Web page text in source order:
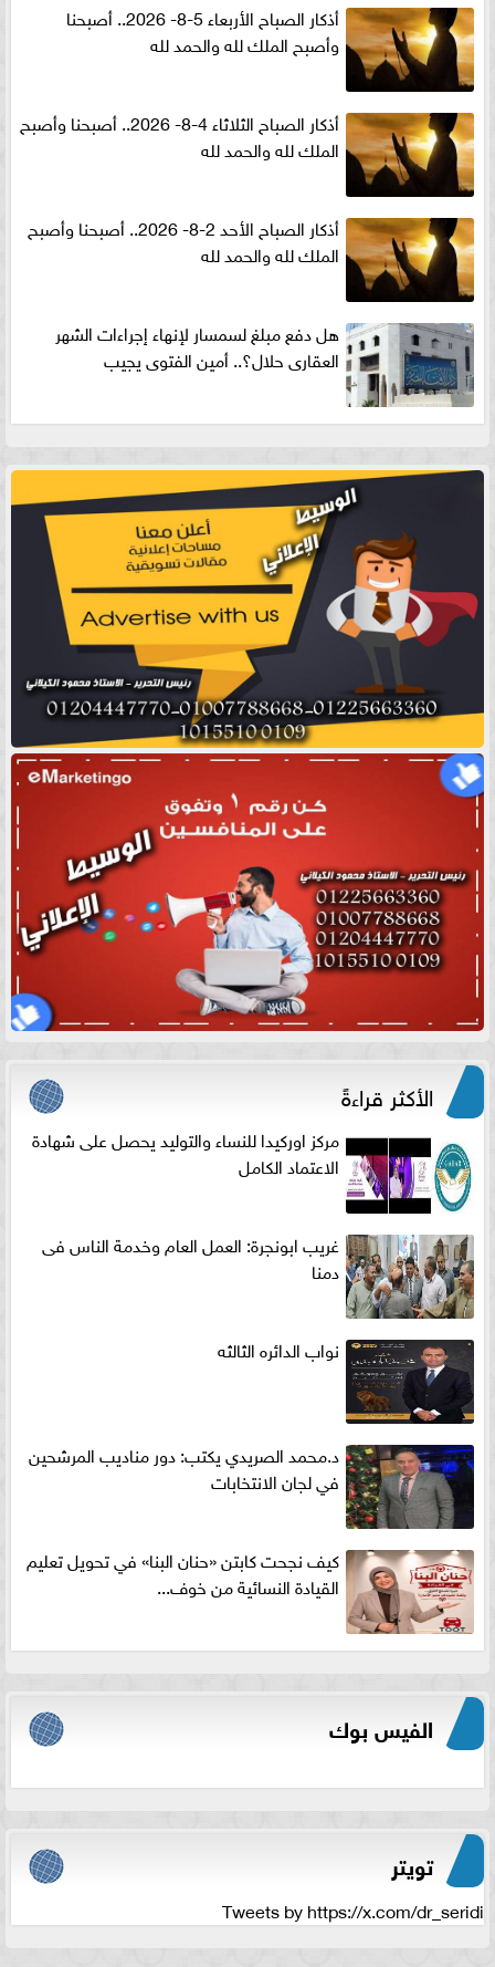
أذكار الصباح الأربعاء 5-8- 2026.. أصبحنا
وأصبح الملك لله والحمد لله
أذكار الصباح الثلاثاء 4-8- 2026.. أصبحنا وأصبح
الملك لله والحمد لله
أذكار الصباح الأحد 2-8- 2026.. أصبحنا وأصبح
الملك لله والحمد لله
هل دفع مبلغ لسمسار لإنهاء إجراءات الشهر
العقارى حلال؟.. أمين الفتوى يجيب
الأكثر قراءةً
مركز اوركيدا للنساء والتوليد يحصل على شهادة
الاعتماد الكامل
غريب ابونجرة: العمل العام وخدمة الناس فى
دمنا
نواب الدائره الثالثه
د.محمد الصريدي يكتب: دور مناديب المرشحين
في لجان الانتخابات
كيف نجحت كابتن «حنان البنا» في تحويل تعليم
القيادة النسائية من خوف...
الفيس بوك
تويتر
Tweets by https://x.com/dr_seridi